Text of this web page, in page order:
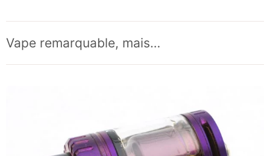
Vape remarquable, mais…